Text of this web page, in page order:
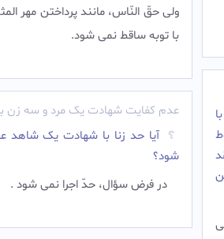
ولى حقّ النّاس، مانند پرداختن مهر
با توبه ساقط نمى شود.‌
عدم کفایت شهادت یک مرد و سه زن
آیا حد زنا با شهادت یک شاهد
شود؟
در فرض سؤال، حدّ اجرا نمی شود .‌